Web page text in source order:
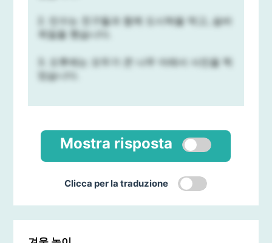
2. 민수는 친구들과 함께 도시락을 먹고, 숨바
꼭질을 했습니다.
3. 오후에는 모두가 큰 나무 아래서 사진을 찍
었습니다.
Mostra risposta
Clicca per la traduzione